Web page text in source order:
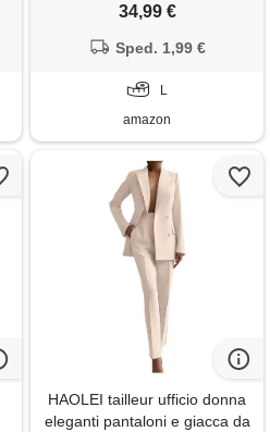
pantaloni e giacca completo
business suit con bottone
per matrimoni e feste, 02-
beige, l
34,99 €
Sped. 1,99 €
L
amazon
HAOLEI tailleur ufficio donna
eleganti pantaloni e giacca da